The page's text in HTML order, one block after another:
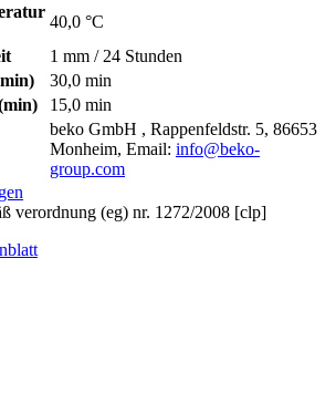
40,0 °C
1 mm / 24 Stunden
30,0 min
15,0 min
beko GmbH , Rappenfeldstr. 5, 86653
Monheim, Email: info@beko-
group.com
verordnung (eg) nr. 1272/2008 [clp]